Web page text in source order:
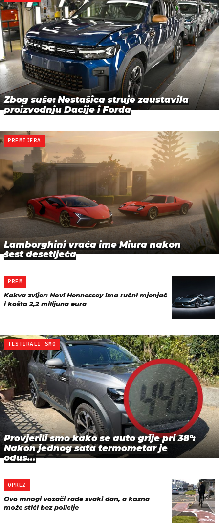
Zbog suše: Nestašica struje zaustavila
proizvodnju Dacije i Forda
PREMIJERA
Lamborghini vraća ime Miura nakon
šest desetljeća
PREM
Kakva zvijer: Novi Hennessey ima ručni mjenjač
i košta 2,2 milijuna eura
TESTIRALI SMO
Provjerili smo kako se auto grije pri 38°:
Nakon jednog sata termometar je
odus…
OPREZ
Ovo mnogi vozači rade svaki dan, a kazna
može stići bez policije